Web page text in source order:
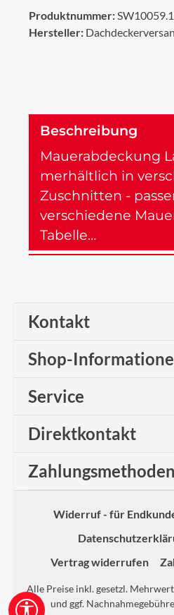
Produktnummer:
Hersteller:
Beschreibung
Mauerabdeckung
merhältlich in
Zuschnitten -
verschiedene
Tabelle…
Kontakt
Shop-
Service
Direktkontakt
Zahlungsmethoden
Widerruf - für
Vertrag widerrufen
Alle Preise inkl. gesetzl.
und ggf.
Werkzeugleiste anzeigen